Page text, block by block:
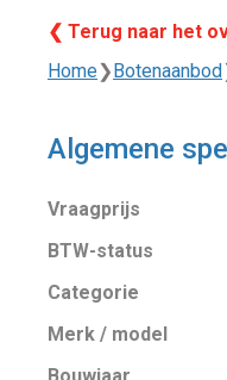
❮ Terug naar het
Home❯ Botenaanbod
Algemene
Vraagprijs
BTW-status
Categorie
Merk / model